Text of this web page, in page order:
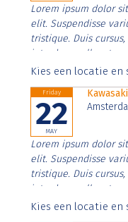
Lorem ipsum dolor
elit. Suspendisse
tristique. Duis
interdum nulla, ut
Aenean faucibus
Kies een locatie
Friday
22
MAY
Lorem ipsum dolor
elit. Suspendisse
tristique. Duis
interdum nulla, ut
Aenean faucibus
Kies een locatie